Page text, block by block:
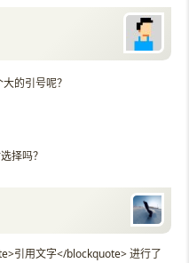
的引号呢？
择吗？
引用文字</blockquote> 进行了